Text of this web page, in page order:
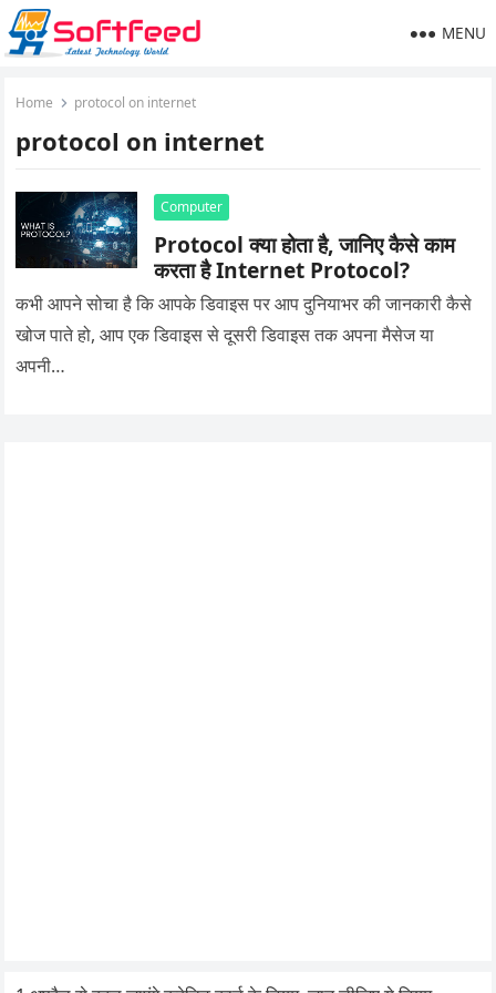
MENU
Home protocol on internet
protocol on internet
Computer
Protocol क्या होता है, जानिए कैसे काम
करता है Internet Protocol?
कभी आपने सोचा है कि आपके डिवाइस पर आप दुनियाभर की जानकारी कैसे
खोज पाते हो, आप एक डिवाइस से दूसरी डिवाइस तक अपना मैसेज या
अपनी…